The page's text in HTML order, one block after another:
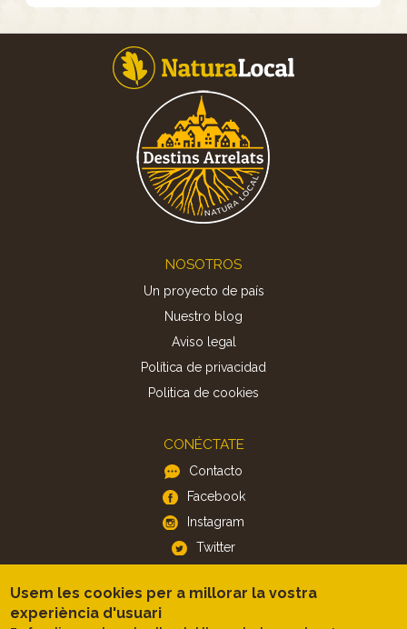
NOSOTROS
Un proyecto de país
Nuestro blog
Aviso legal
Política de privacidad
Politica de cookies
CONÉCTATE
Contacto
Facebook
Instagram
Twitter
APP
iOS
Usem les cookies per a millorar la vostra
experiència d'usuari